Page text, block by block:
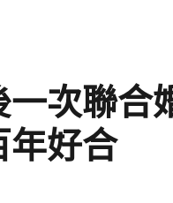
次聯合
年好合